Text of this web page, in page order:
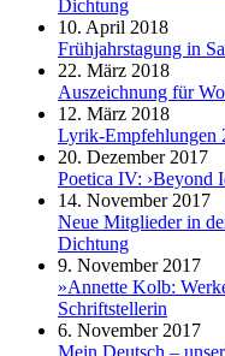
Dichtung
10. April 2018
Frühjahrstagung in
22. März 2018
Auszeichnung für
12. März 2018
Lyrik-Empfehlungen
20. Dezember 2017
Poetica IV: ›Beyond
14. November 2017
Neue Mitglieder in
Dichtung
9. November 2017
»Annette Kolb:
Schriftstellerin
6. November 2017
Mein Deutsch –